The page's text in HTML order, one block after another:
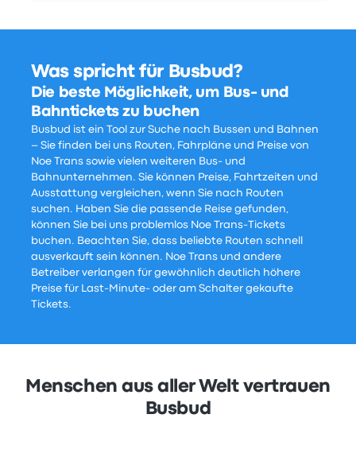
Was spricht für Busbud?
Die beste Möglichkeit, um Bus- und
Bahntickets zu buchen
Busbud ist ein Tool zur Suche nach Bussen und Bahnen
– Sie finden bei uns Routen, Fahrpläne und Preise von
Noe Trans sowie vielen weiteren Bus- und
Bahnunternehmen. Sie können Preise, Fahrtzeiten und
Ausstattung vergleichen, wenn Sie nach Routen
suchen. Haben Sie die passende Reise gefunden,
können Sie bei uns problemlos Noe Trans-Tickets
buchen. Beachten Sie, dass beliebte Routen schnell
ausverkauft sein können. Noe Trans und andere
Betreiber verlangen für gewöhnlich deutlich höhere
Preise für Last-Minute- oder am Schalter gekaufte
Tickets.
Menschen aus aller Welt vertrauen
Busbud